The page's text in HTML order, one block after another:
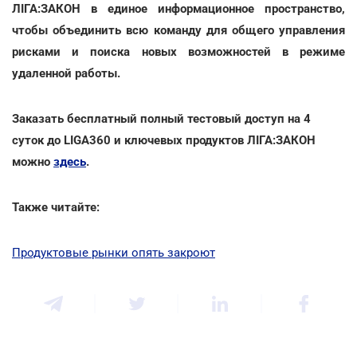
ЛІГА:ЗАКОН в единое информационное пространство,
чтобы объединить всю команду для общего управления
рисками и поиска новых возможностей в режиме
удаленной работы.
Заказать бесплатный полный тестовый доступ на 4
суток до LIGA360 и ключевых продуктов ЛІГА:ЗАКОН
можно здесь.
Также читайте:
Продуктовые рынки опять закроют